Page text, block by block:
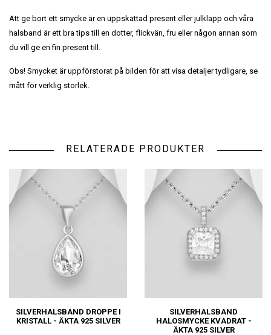
Att ge bort ett smycke är en uppskattad present eller julklapp och våra
halsband är ett bra tips till en dotter, flickvän, fru eller någon annan som
du vill ge en fin present till.
Obs! Smycket är uppförstorat på bilden för att visa detaljer tydligare, se
mått för verklig storlek.
RELATERADE PRODUKTER
SILVERHALSBAND DROPPE I
KRISTALL - ÄKTA 925 SILVER
SILVERHALSBAND
HALOSMYCKE KVADRAT -
ÄKTA 925 SILVER